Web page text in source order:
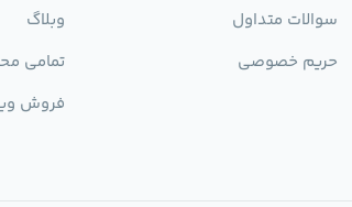
سوالات متداول
حریم خصوصی
وبلاگ
تمامی
فروش